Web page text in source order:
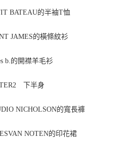
BATEAU的半袖T恤
JAMES的橫條紋衫
b.的開襟羊毛衫
下半身
NICHOLSON的寬長褲
NOTEN的印花裙